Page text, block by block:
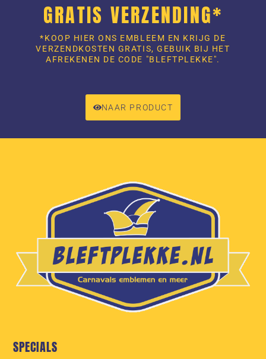
GRATIS VERZENDING*
*KOOP HIER ONS EMBLEEM EN KRIJG DE
VERZENDKOSTEN GRATIS, GEBUIK BIJ HET
AFREKENEN DE CODE "BLEFTPLEKKE".
NAAR PRODUCT
SPECIALS